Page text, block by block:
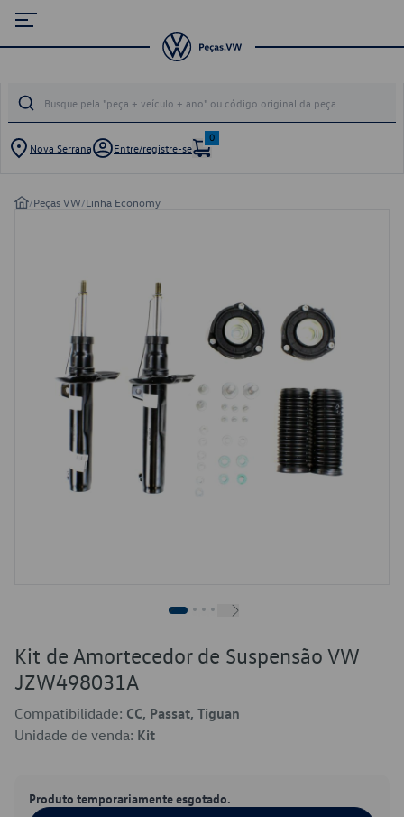
Nova Serrana Entre/registre-se
0
/Peças VW/Linha Economy
Kit de Amortecedor de Suspensão VW
JZW498031A
Compatibilidade: CC, Passat, Tiguan
Unidade de venda: Kit
Produto temporariamente esgotado.